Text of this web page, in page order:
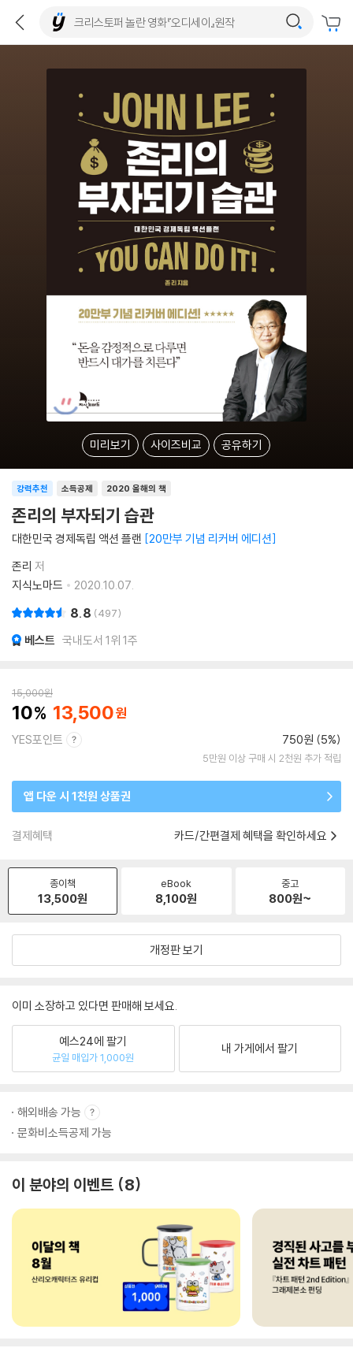
미리보기 사이즈비교 공유하기
소득공제
강력추천 2020 올해의 책
존리의 부자되기 습관
대한민국 경제독립 액션 플랜 20만부 기념 리커버 에디션
존리 저
지식노마드
2020.10.07.
8.8 497
베스트 국내도서 1위 1주
15,000원
10 13,500
YES포인트 750원 (5%)
5만원 이상 구매 시 2천원 추가 적립
앱 다운 시 1천원 상품권
결제혜택 카드/간편결제 혜택을 확인하세요
종이책
13,500원
eBook
8,100원
중고
800원~
개정판 보기
이미 소장하고 있다면 판매해 보세요.
예스24에 팔기
균일 매입가 1,000원
내 가게에서 팔기
해외배송 가능
문화비소득공제 가능
이 분야의 이벤트 8